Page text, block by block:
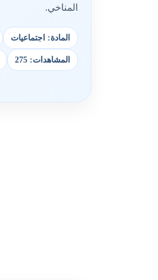
المناخي.
المادة: اجتماعيات
المشاهدات: 275